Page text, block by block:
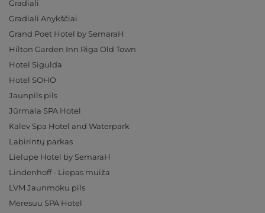
Gradiali
Gradiali Anykščiai
Grand Poet Hotel by SemaraH
Hilton Garden Inn Riga Old Town
Hotel Sigulda
Hotel SOHO
Jaunpils pils
Jūrmala SPA Hotel
Kalev Spa Hotel and Waterpark
Labirintų parkas
Lielupe Hotel by SemaraH
Lindenhoff - Liepas muiža
LVM Jaunmoku pils
Meresuu SPA Hotel